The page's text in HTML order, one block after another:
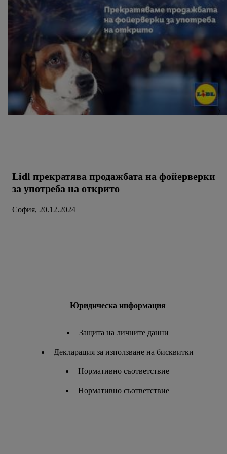
Lidl прекратява продажбата на фойерверки
за употреба на открито
София, 20.12.2024
Юридическа информация
Защита на личните данни
Декларация за използване на бисквитки
Нормативно съответствие
Нормативно съответствие